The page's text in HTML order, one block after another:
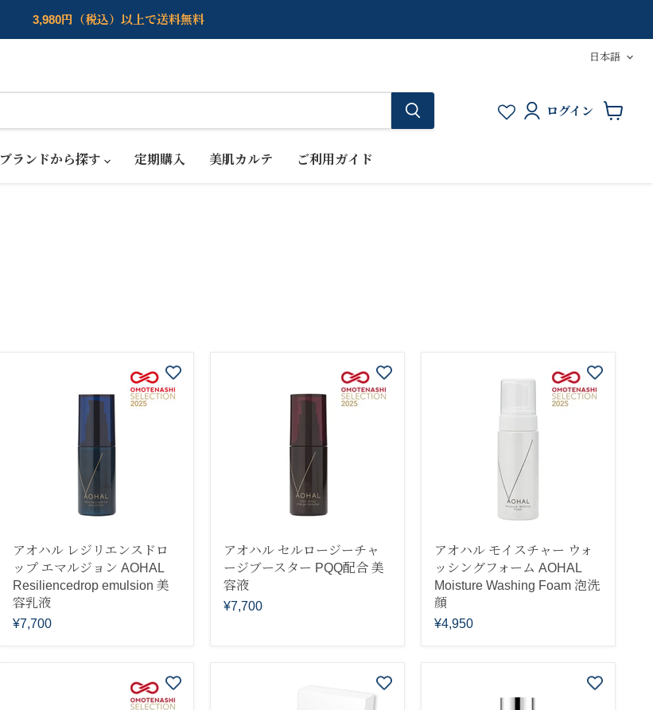
3,980円（税込）以上で送料無料
言
日本語
ログイン
ブランドから探す 定期購入 美肌カルテ ご利用ガイド
アオハル レジリエンスドロ
ップ エマルジョン AOHAL
Resiliencedrop emulsion 美
容乳液
¥7,700
アオハル セルロージーチャ
ージブースター PQQ配合 美
容液
¥7,700
アオハル モイスチャー ウォ
ッシングフォーム AOHAL
Moisture Washing Foam 泡洗
顔
¥4,950